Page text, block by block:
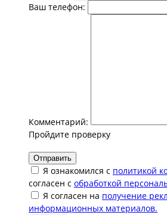
Ваш телефон:
Комментарий:
Пройдите проверку
Отправить
Я ознакомился с политикой
согласен с обработкой
Я согласен на получение
информационных материалов.